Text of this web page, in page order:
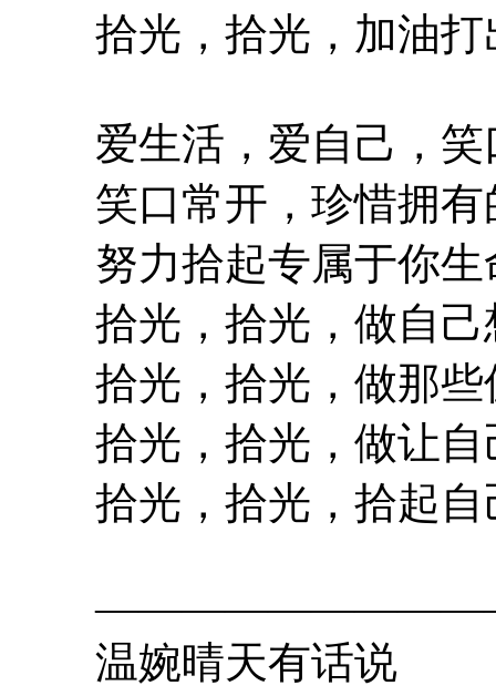
拾光，拾光，加油打
爱生活，爱自己，笑
笑口常开，珍惜拥有
努力拾起专属于你生
拾光，拾光，做自己
拾光，拾光，做那些
拾光，拾光，做让自
拾光，拾光，拾起自
温婉晴天有话说